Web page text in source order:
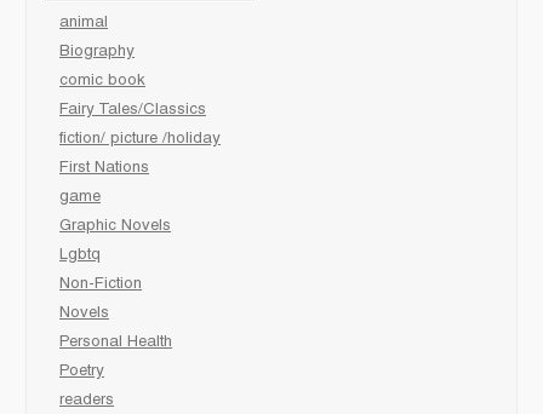
animal
Biography
comic book
Fairy Tales/Classics
fiction/ picture /holiday
First Nations
game
Graphic Novels
Lgbtq
Non-Fiction
Novels
Personal Health
Poetry
readers